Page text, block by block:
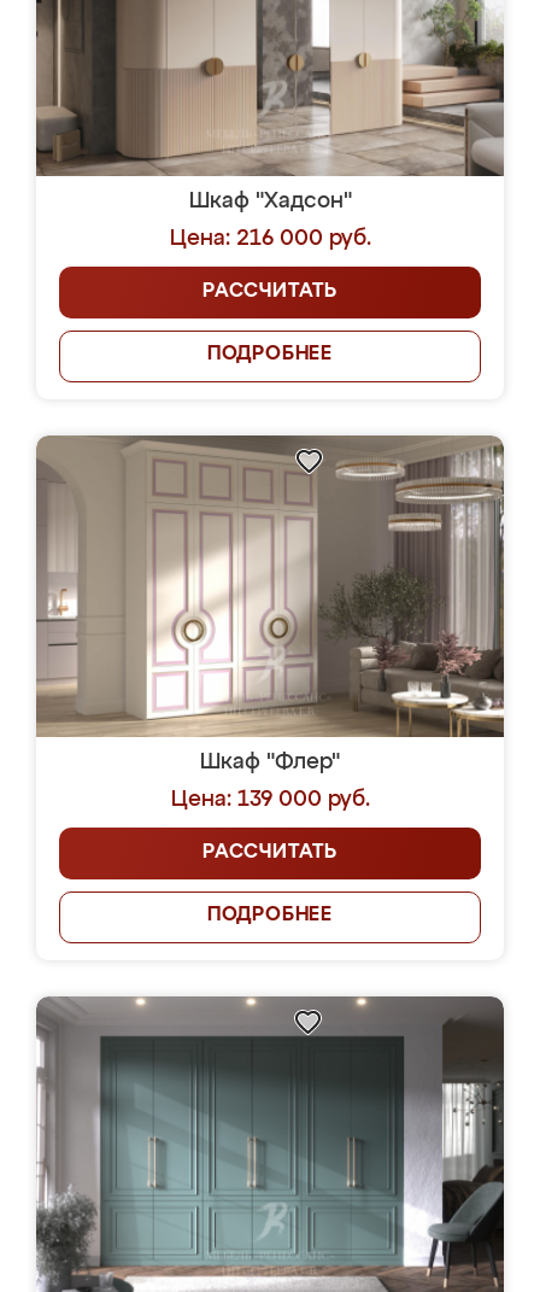
Шкаф "Хадсон"
Цена: 216 000 руб.
РАССЧИТАТЬ
ПОДРОБНЕЕ
Шкаф "Флер"
Цена: 139 000 руб.
РАССЧИТАТЬ
ПОДРОБНЕЕ